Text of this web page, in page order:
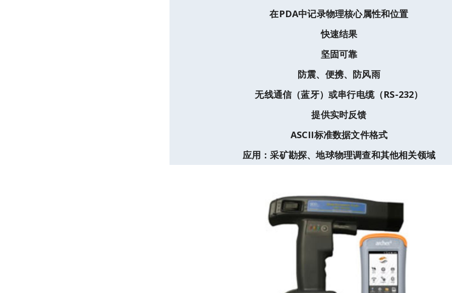
在PDA中记录物理核心属性和位置
快速结果
坚固可靠
防震、便携、防风雨
无线通信（蓝牙）或串行电缆（RS-232）
提供实时反馈
ASCII标准数据文件格式
应用：采矿勘探、地球物理调查和其他相关领域